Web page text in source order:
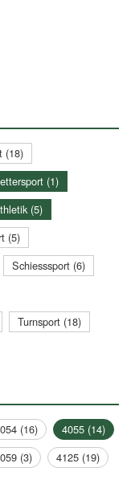
(18)
(1)
(5)
(5)
Schiesssport (6)
Turnsport (18)
(16)
4055 (14)
(3)
4125 (19)